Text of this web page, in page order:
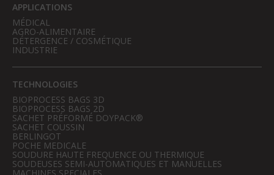
APPLICATIONS
MÉDICAL
AGRO-ALIMENTAIRE
DÉTERGENCE / COSMÉTIQUE
INDUSTRIE
TECHNOLOGIES
BIOPROCESS BAGS 3D
BIOPROCESS BAGS 2D
SACHET PRÉFORMÉ DOYPACK®
SACHET COUSSIN
BERLINGOT
POCHE MEDICALE
SOUDURE HAUTE FREQUENCE OU THERMIQUE
SOUDEUSES SEMI-AUTOMATIQUES ET MANUELLES